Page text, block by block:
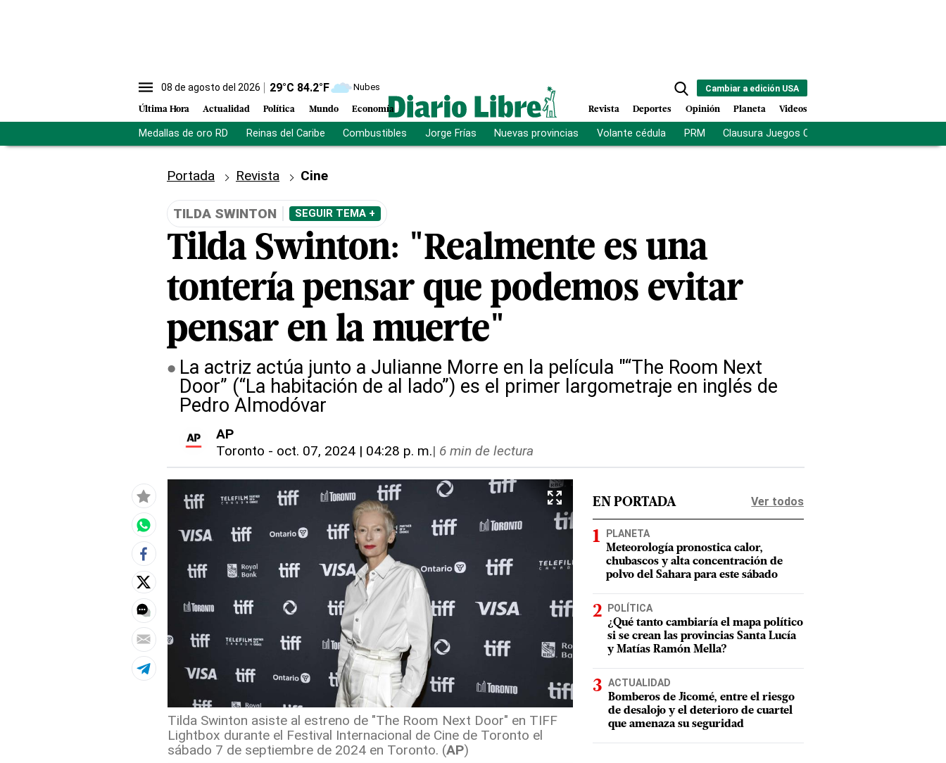
08 de agosto del 2026 29°C 84.2°F Nubes
Última Hora Actualidad Política Mundo Economía
Cambiar a edición USA
Revista Deportes Opinión Planeta Videos
Medallas de oro RD Reinas del Caribe Combustibles Jorge Frías Nuevas provincias Volante cédula PRM Clausura Juegos Centroamericanos
Portada Revista Cine
TILDA SWINTON SEGUIR TEMA +
Tilda Swinton: "Realmente es una
tontería pensar que podemos evitar
pensar en la muerte"
La actriz actúa junto a Julianne Morre en la película "“The Room Next
Door” (“La habitación de al lado”) es el primer largometraje en inglés de
Pedro Almodóvar
AP
Toronto - oct. 07, 2024 | 04:28 p. m.| 6 min de lectura
Tilda Swinton asiste al estreno de "The Room Next Door" en TIFF
Lightbox durante el Festival Internacional de Cine de Toronto el
sábado 7 de septiembre de 2024 en Toronto. (AP)
EN PORTADA Ver todos
PLANETA
Meteorología pronostica calor,
chubascos y alta concentración de
polvo del Sahara para este sábado
POLÍTICA
¿Qué tanto cambiaría el mapa político
si se crean las provincias Santa Lucía
y Matías Ramón Mella?
ACTUALIDAD
Bomberos de Jicomé, entre el riesgo
de desalojo y el deterioro de cuartel
que amenaza su seguridad